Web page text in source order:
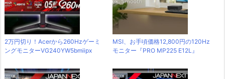
2万円切り！Acerから260Hzゲーミ
ングモニターVG240YW5bmiipx
MSI、お手頃価格12,800円の120Hz
モニター『PRO MP225 E12L』